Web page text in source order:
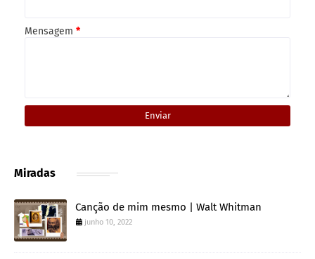
Mensagem *
Miradas
Canção de mim mesmo | Walt Whitman
junho 10, 2022